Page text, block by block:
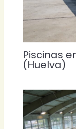
Piscinas
(Huelva)